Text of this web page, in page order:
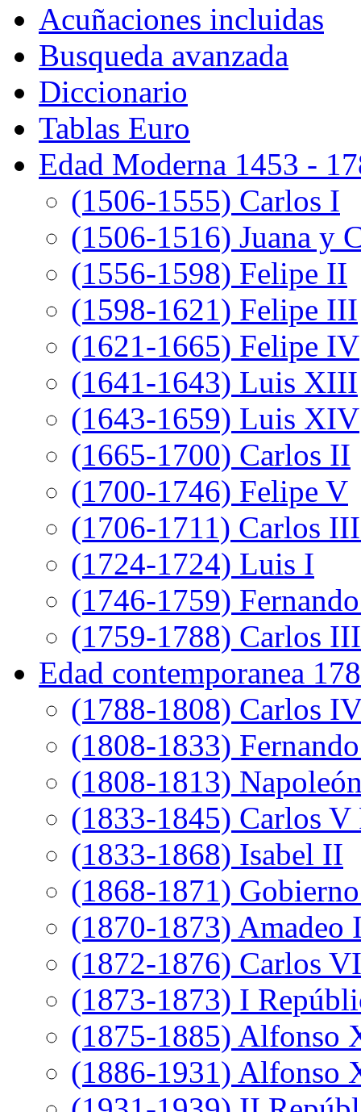
Acuñaciones incluidas
Busqueda avanzada
Diccionario
Tablas Euro
Edad Moderna 1453 -
(1506-1555) Carlos I
(1506-1516) Juana y
(1556-1598) Felipe II
(1598-1621) Felipe III
(1621-1665) Felipe IV
(1641-1643) Luis XIII
(1643-1659) Luis XIV
(1665-1700) Carlos II
(1700-1746) Felipe V
(1706-1711) Carlos
(1724-1724) Luis I
(1746-1759)
(1759-1788) Carlos III
Edad contemporanea
(1788-1808) Carlos
(1808-1833)
(1808-1813)
(1833-1845) Carlos V
(1833-1868) Isabel II
(1868-1871)
(1870-1873) Amadeo
(1872-1876) Carlos
(1873-1873) I
(1875-1885) Alfonso
(1886-1931) Alfonso